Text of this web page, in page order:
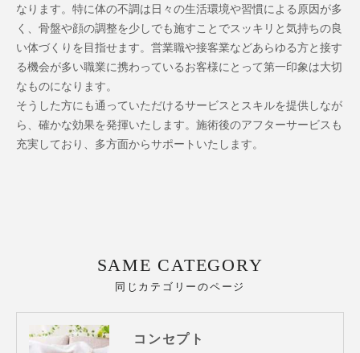
なります。特に体の不調は日々の生活環境や習慣による原因が多
く、骨盤や顔の調整を少しでも施すことでスッキリと気持ちの良
い体づくりを目指せます。営業職や接客業などあらゆる方と接す
る機会が多い職業に携わっているお客様にとって第一印象は大切
なものになります。
そうした方にも通っていただけるサービスとスキルを提供しなが
ら、確かな効果を発揮いたします。施術後のアフターサービスも
充実しており、多方面からサポートいたします。
同じカテゴリーのページ
SAME CATEGORY
コンセプト